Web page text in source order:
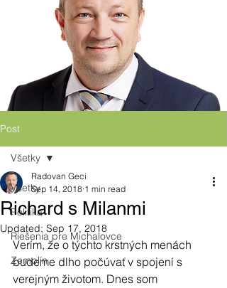
Post
Všetky
Politika
Riešenia pre Michalovce
Zemplín
Všetky
Richard s Milanmi
Radovan Geci
Sep 14, 2018 1 min read
Updated: Sep 17, 2018
Verím, že o týchto krstných menách
budeme dlho počúvať v spojení s
verejným životom. Dnes som